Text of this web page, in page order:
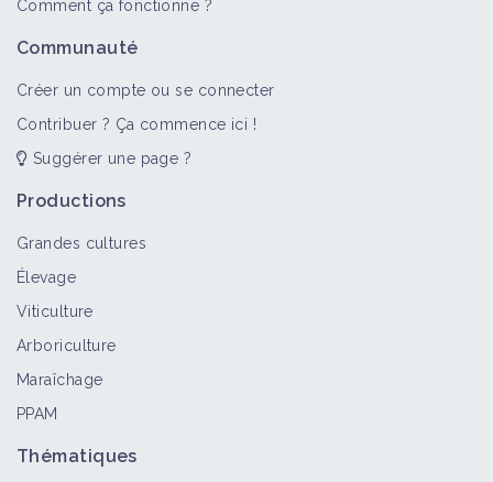
Comment ça fonctionne ?
Communauté
Créer un compte ou se connecter
Contribuer ? Ça commence ici !
Suggérer une page ?
Productions
Grandes cultures
Élevage
Viticulture
Arboriculture
Maraîchage
PPAM
Thématiques